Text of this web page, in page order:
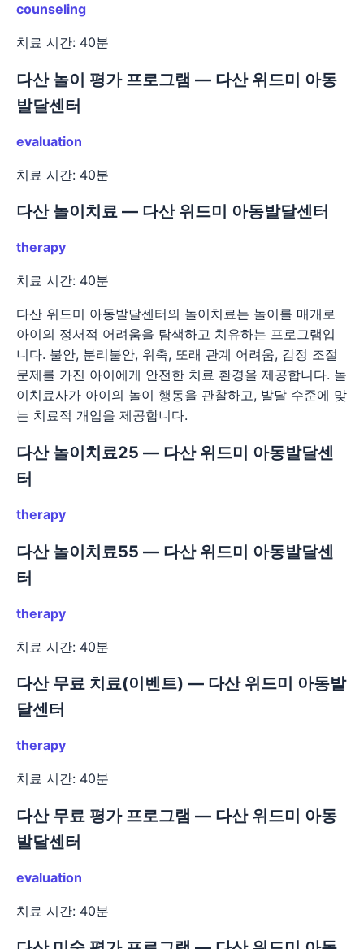
counseling
치료 시간: 40분
다산 놀이 평가 프로그램 — 다산 위드미 아동
발달센터
evaluation
치료 시간: 40분
다산 놀이치료 — 다산 위드미 아동발달센터
therapy
치료 시간: 40분
다산 위드미 아동발달센터의 놀이치료는 놀이를 매개로
아이의 정서적 어려움을 탐색하고 치유하는 프로그램입
니다. 불안, 분리불안, 위축, 또래 관계 어려움, 감정 조절
문제를 가진 아이에게 안전한 치료 환경을 제공합니다. 놀
이치료사가 아이의 놀이 행동을 관찰하고, 발달 수준에 맞
는 치료적 개입을 제공합니다.
다산 놀이치료25 — 다산 위드미 아동발달센
터
therapy
다산 놀이치료55 — 다산 위드미 아동발달센
터
therapy
치료 시간: 40분
다산 무료 치료(이벤트) — 다산 위드미 아동발
달센터
therapy
치료 시간: 40분
다산 무료 평가 프로그램 — 다산 위드미 아동
발달센터
evaluation
치료 시간: 40분